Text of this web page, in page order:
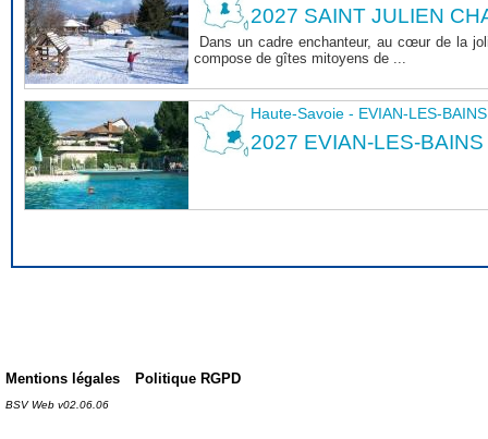
2027 SAINT JULIEN
Dans un cadre enchanteur, au cœur de la
compose de gîtes mitoyens de ...
Haute-Savoie - EVIAN-LES-BAINS
2027 EVIAN-LES-BAINS
Mentions légales Politique RGPD
BSV Web v02.06.06